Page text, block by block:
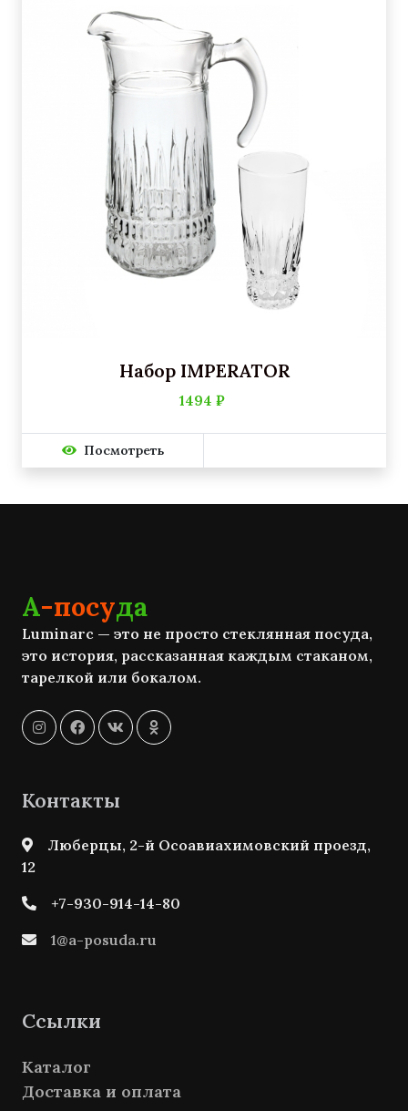
Набор IMPERATOR
1494 ₽
Посмотреть
А-посуда
Luminarc — это не просто стеклянная посуда,
это история, рассказанная каждым стаканом,
тарелкой или бокалом.
Контакты
Люберцы, 2-й Осоавиахимовский проезд,
12
+7-930-914-14-80
1@a-posuda.ru
Ссылки
Каталог
Доставка и оплата